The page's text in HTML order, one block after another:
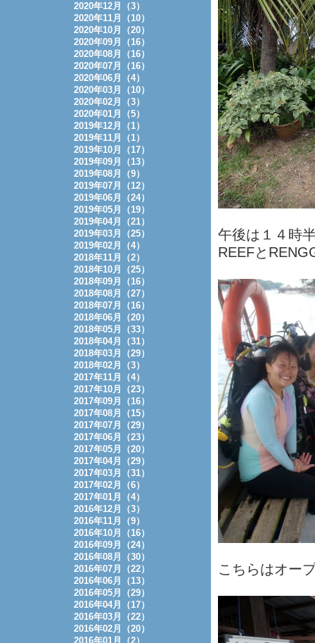
午後は１４時
REEFと
こちらはオー
2020年12月（3）
2020年11月（10）
2020年10月（20）
2020年09月（16）
2020年08月（16）
2020年07月（16）
2020年06月（4）
2020年03月（10）
2020年02月（3）
2020年01月（5）
2019年12月（1）
2019年11月（1）
2019年10月（17）
2019年09月（13）
2019年08月（9）
2019年07月（12）
2019年06月（24）
2019年05月（19）
2019年04月（21）
2019年03月（25）
2019年02月（4）
2018年11月（2）
2018年10月（25）
2018年09月（16）
2018年08月（27）
2018年07月（16）
2018年06月（20）
2018年05月（33）
2018年04月（31）
2018年03月（29）
2018年02月（3）
2017年11月（4）
2017年10月（23）
2017年09月（16）
2017年08月（15）
2017年07月（29）
2017年06月（23）
2017年05月（20）
2017年04月（29）
2017年03月（31）
2017年02月（6）
2017年01月（4）
2016年12月（3）
2016年11月（9）
2016年10月（16）
2016年09月（24）
2016年08月（30）
2016年07月（22）
2016年06月（13）
2016年05月（29）
2016年04月（17）
2016年03月（22）
2016年02月（20）
2016年01月（2）